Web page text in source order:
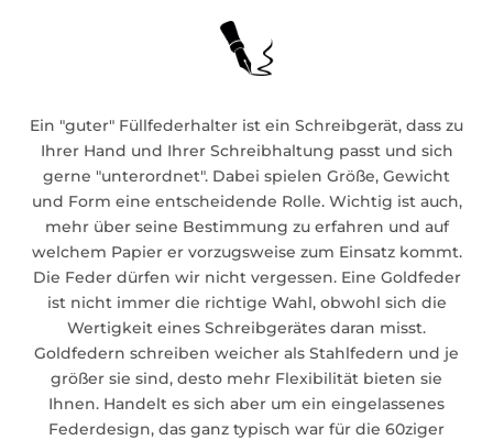
Ein "guter" Füllfederhalter ist ein Schreibgerät, dass zu
Ihrer Hand und Ihrer Schreibhaltung passt und sich
gerne "unterordnet". Dabei spielen Größe, Gewicht
und Form eine entscheidende Rolle. Wichtig ist auch,
mehr über seine Bestimmung zu erfahren und auf
welchem Papier er vorzugsweise zum Einsatz kommt.
Die Feder dürfen wir nicht vergessen. Eine Goldfeder
ist nicht immer die richtige Wahl, obwohl sich die
Wertigkeit eines Schreibgerätes daran misst.
Goldfedern schreiben weicher als Stahlfedern und je
größer sie sind, desto mehr Flexibilität bieten sie
Ihnen. Handelt es sich aber um ein eingelassenes
Federdesign, das ganz typisch war für die 60ziger